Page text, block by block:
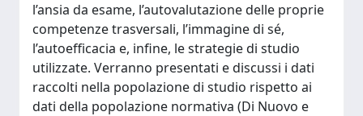
l’ansia da esame, l’autovalutazione delle proprie
competenze trasversali, l’immagine di sé,
l’autoefficacia e, infine, le strategie di studio
utilizzate. Verranno presentati e discussi i dati
raccolti nella popolazione di studio rispetto ai
dati della popolazione normativa (Di Nuovo e